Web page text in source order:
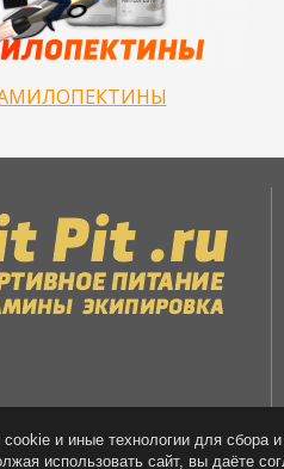
и иные технологии для сбора
использовать сайт, вы даёте